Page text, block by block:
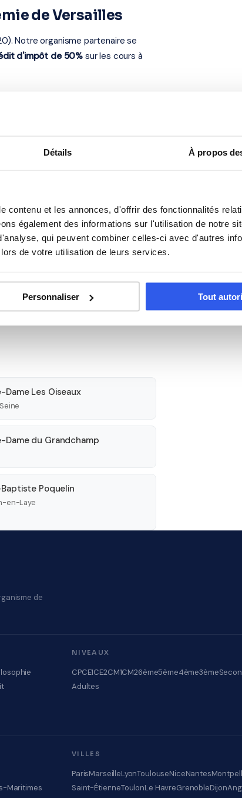
Détails À propos
contenu et les annonces, d'offrir des fonctionnalités
également des informations sur l'utilisation de notre
qui peuvent combiner celles-ci avec d'autres
de votre utilisation de leurs services.
Personnaliser Tout
de Versailles
Notre organisme partenaire se
d'impôt de 50%sur les cours à
Le Nôtre
Espagnol
Dame Les Oiseaux
Dame du Grandchamp
Poquelin
en-Laye
de
NIVEAUX
CPCE1CE2CM1CM26ème5ème4ème3ème
Adultes
Maritimes
VILLES
ParisMarseilleLyonToulouseNiceNantes
Saint-ÉtienneToulonLe HavreGrenobleDijon